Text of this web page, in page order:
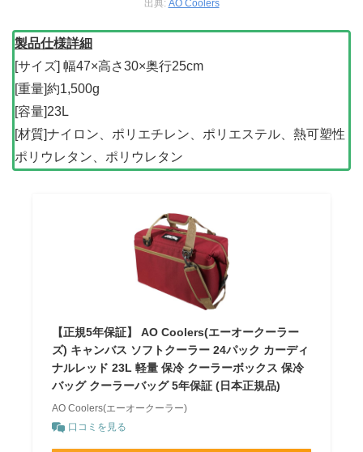
出典: AO Coolers
製品仕様詳細
[サイズ] 幅47×高さ30×奥行25cm
[重量]約1,500g
[容量]23L
[材質]ナイロン、ポリエチレン、ポリエステル、熱可塑性
ポリウレタン、ポリウレタン
【正規5年保証】 AO Coolers(エーオークーラー
ズ) キャンバス ソフトクーラー 24パック カーディ
ナルレッド 23L 軽量 保冷 クーラーボックス 保冷
バッグ クーラーバッグ 5年保証 (日本正規品)
AO Coolers(エーオークーラー)
口コミを見る